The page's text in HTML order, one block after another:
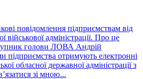
повідомлення підприємствам від
військової адміністрації. Про це
голови ЛОВА Андрій
підприємства отримують електронні
обласної державної адміністрації з
зі мною...